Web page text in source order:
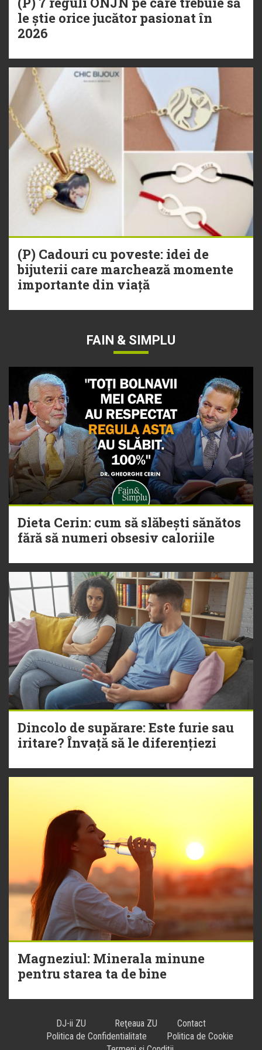
le știe orice jucător pasionat în
2026
(P) Cadouri cu poveste: idei de
bijuterii care marchează momente
importante din viață
FAIN & SIMPLU
Dieta Cerin: cum să slăbești sănătos
fără să numeri obsesiv caloriile
Dincolo de supărare: Este furie sau
iritare? Învață să le diferențiezi
Magneziul: Minerala minune
pentru starea ta de bine
DJ-ii ZU Reţeaua ZU
Contact
Politica de Confidentialitate
Politica de Cookie